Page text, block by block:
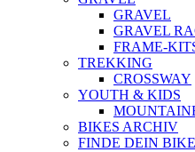
GRAVEL
GRAVEL
FRAME-
TREKKING
CROSSWAY
YOUTH & KIDS
BIKES ARCHIV
FINDE DEIN BIKE